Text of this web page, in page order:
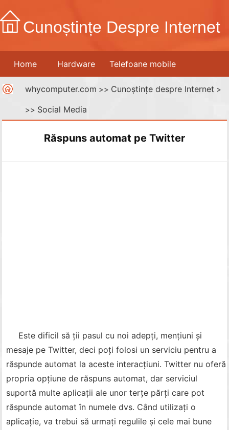
Cunoștințe Despre Internet
Home Hardware Telefoane mobile
Imprimante Rețele de calculatoare Internet
Media digitale
whycomputer.com >> Cunoștințe despre Internet >
>> Social Media
Răspuns automat pe Twitter
Este dificil să ții pasul cu noi adepți, mențiuni și
mesaje pe Twitter, deci poți folosi un serviciu pentru a
răspunde automat la aceste interacțiuni. Twitter nu oferă
propria opțiune de răspuns automat, dar serviciul
suportă multe aplicații ale unor terțe părți care pot
răspunde automat în numele dvs. Când utilizați o
aplicație, va trebui să urmați regulile și cele mai bune